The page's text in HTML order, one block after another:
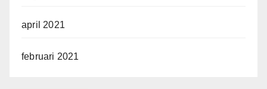
april 2021
februari 2021